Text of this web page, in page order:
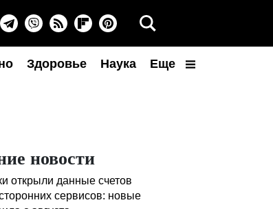
Здоровье Наука Еще
новости
открыли данные счетов
сервисов: новые